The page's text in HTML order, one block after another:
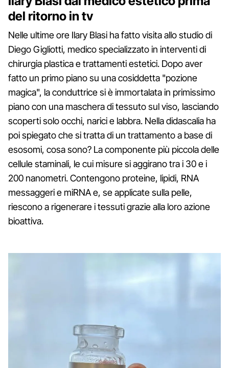
del ritorno in tv
Nelle ultime ore Ilary Blasi ha fatto visita allo studio di
Diego Gigliotti, medico specializzato in interventi di
chirurgia plastica e trattamenti estetici. Dopo aver
fatto un primo piano su una cosiddetta "pozione
magica", la conduttrice si è immortalata in primissimo
piano con una maschera di tessuto sul viso, lasciando
scoperti solo occhi, narici e labbra. Nella didascalia ha
poi spiegato che si tratta di un trattamento a base di
esosomi, cosa sono? La componente più piccola delle
cellule staminali, le cui misure si aggirano tra i 30 e i
200 nanometri. Contengono proteine, lipidi, RNA
messaggeri e miRNA e, se applicate sulla pelle,
riescono a rigenerare i tessuti grazie alla loro azione
bioattiva.